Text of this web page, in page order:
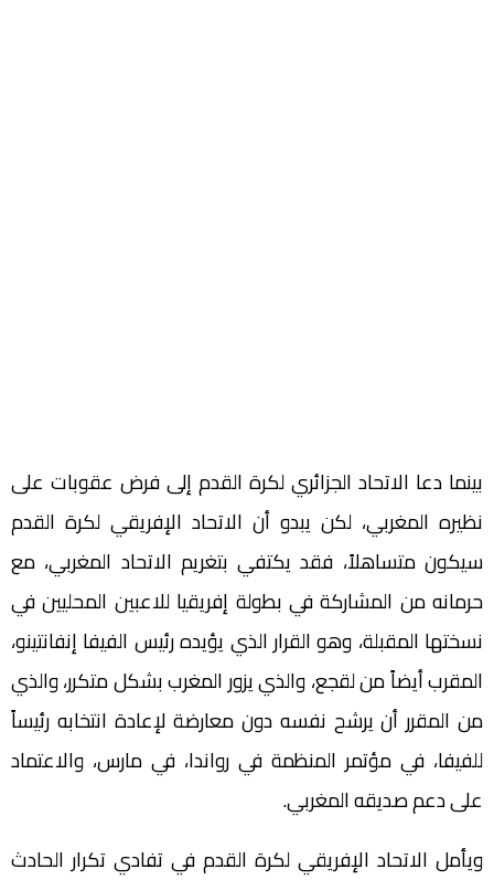
بينما دعا الاتحاد الجزائري لكرة القدم إلى فرض عقوبات على
نظيره المغربي، لكن يبدو أن الاتحاد الإفريقي لكرة القدم
سيكون متساهلاً، فقد يكتفي بتغريم الاتحاد المغربي، مع
حرمانه من المشاركة في بطولة إفريقيا للاعبين المحليين في
نسختها المقبلة، وهو القرار الذي يؤيده رئيس الفيفا إنفانتينو،
المقرب أيضاً من لقجع، والذي يزور المغرب بشكل متكرر، والذي
من المقرر أن يرشح نفسه دون معارضة لإعادة انتخابه رئيساً
للفيفا، في مؤتمر المنظمة في رواندا، في مارس، والاعتماد
على دعم صديقه المغربي.
ويأمل الاتحاد الإفريقي لكرة القدم في تفادي تكرار الحادث